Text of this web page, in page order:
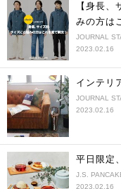
【身長
みの方は
JOURNAL
2023.02.16
インテリ
JOURNAL
2023.02.16
平日限定
J.S.
2023.02.16